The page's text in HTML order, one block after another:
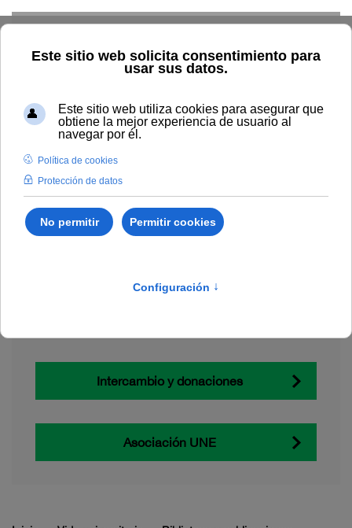
Explorar el catálogo
Dónde comprar
Intercambio y donaciones
Asociación UNE